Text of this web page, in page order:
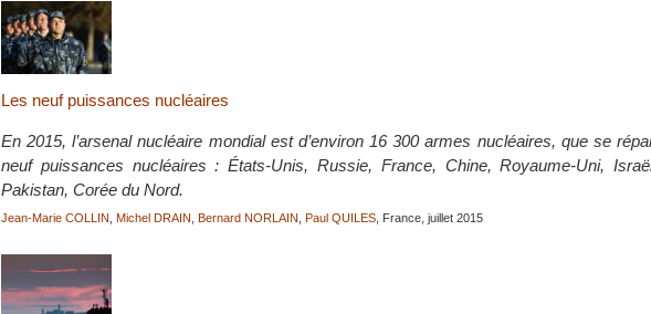
Les neuf puissances nucléaires
En 2015, l’arsenal nucléaire mondial est d’environ 16 300 armes nucléaires, que se
neuf puissances nucléaires : États-Unis, Russie, France, Chine, Royaume-Uni,
Pakistan, Corée du Nord.
Jean-Marie COLLIN Michel DRAIN Bernard NORLAIN Paul QUILES , France, juillet 2015